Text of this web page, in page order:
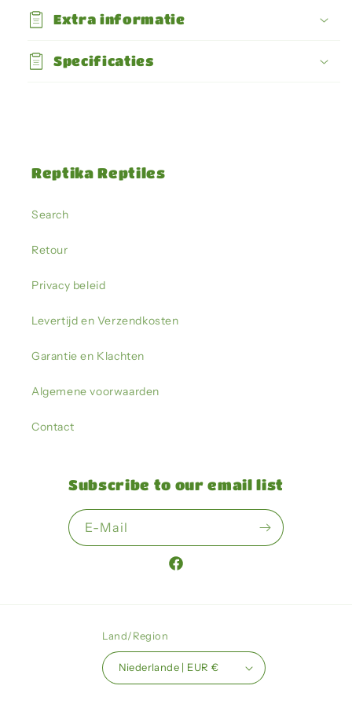
Extra informatie
Specificaties
Reptika Reptiles
Search
Retour
Privacy beleid
Levertijd en Verzendkosten
Garantie en Klachten
Algemene voorwaarden
Contact
Subscribe to our email list
E-Mail
Facebook
Land/Region
Niederlande | EUR €